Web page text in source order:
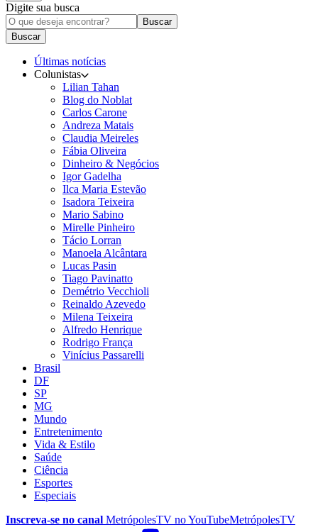
Digite sua busca
Buscar
Buscar
Últimas notícias
Colunistas
Lilian Tahan
Blog do Noblat
Carlos Carone
Andreza Matais
Claudia Meireles
Fábia Oliveira
Dinheiro & Negócios
Igor Gadelha
Ilca Maria Estevão
Isadora Teixeira
Mario Sabino
Mirelle Pinheiro
Tácio Lorran
Manoela Alcântara
Lucas Pasin
Tiago Pavinatto
Demétrio Vecchioli
Reinaldo Azevedo
Milena Teixeira
Alfredo Henrique
Rodrigo França
Vinícius Passarelli
Brasil
DF
SP
MG
Mundo
Entretenimento
Vida & Estilo
Saúde
Ciência
Esportes
Especiais
Inscreva-se no canal MetrópolesTV noYouTubeMetrópolesTV